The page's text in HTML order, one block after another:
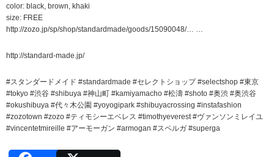
color: black, brown, khaki
size: FREE
http://zozo.jp/sp/shop/standardmade/goods/15090048/… …
http://standard-made.jp/
#スタンダードメイド #standardmade #セレクトショップ #selectshop #東京
#tokyo #渋谷 #shibuya #神山町 #kamiyamacho #松濤 #shoto #奥渋 #奥渋谷
#okushibuya #代々木公園 #yoyogipark #shibuyacrossing #instafashion
#zozotown #zozo #ティモシーエベレス #timothyeverest #ヴァンソンミレイユ
#vincentetmireille #アーモーガン #armogan #スペルガ #superga